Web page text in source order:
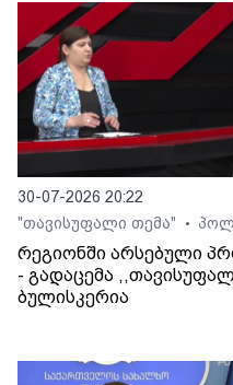
30-07-2026 20:22
"თავისუფალი თემა"
•
რეგიონში არსებული
- გადაცემა
ბულისკერია